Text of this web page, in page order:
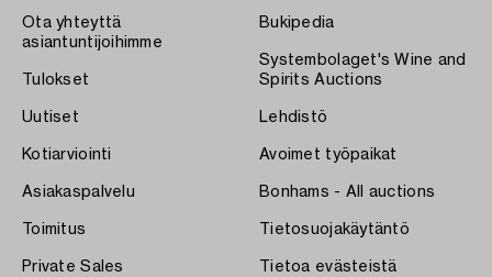
Ota yhteyttä
asiantuntijoihimme
Tulokset
Uutiset
Kotiarviointi
Asiakaspalvelu
Toimitus
Private Sales
Bukipedia
Systembolaget's Wine and
Spirits Auctions
Lehdistö
Avoimet työpaikat
Bonhams - All auctions
Tietosuojakäytäntö
Tietoa evästeistä